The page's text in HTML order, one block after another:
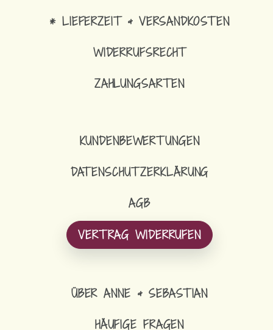
* LIEFERZEIT & VERSANDKOSTEN
WIDERRUFSRECHT
ZAHLUNGSARTEN
KUNDENBEWERTUNGEN
DATENSCHUTZERKLÄRUNG
AGB
VERTRAG WIDERRUFEN
ÜBER ANNE & SEBASTIAN
HÄUFIGE FRAGEN